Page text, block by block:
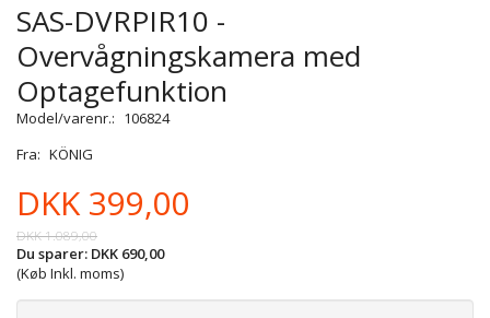
SAS-DVRPIR10 -
Overvågningskamera med
Optagefunktion
Model/varenr.: 106824
Fra: KÖNIG
DKK 399,00
DKK 1.089,00
Du sparer: DKK 690,00
(Køb Inkl. moms)